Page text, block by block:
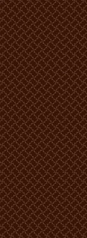
900 lei MD